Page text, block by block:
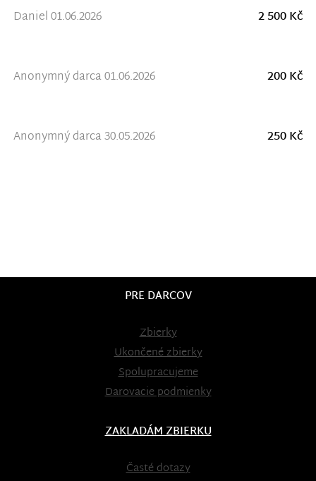
Daniel 01.06.2026 2 500 Kč
Anonymný darca 01.06.2026 200 Kč
Anonymný darca 30.05.2026 250 Kč
PRE DARCOV
Zbierky
Ukončené zbierky
Spolupracujeme
Darovacie podmienky
ZAKLADÁM ZBIERKU
Časté dotazy